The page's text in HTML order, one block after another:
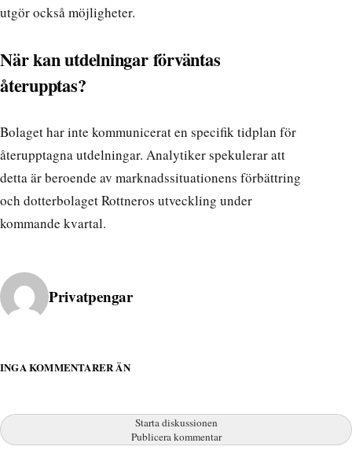
utgör också möjligheter.
När kan utdelningar förväntas
återupptas?
Bolaget har inte kommunicerat en specifik tidplan för
återupptagna utdelningar. Analytiker spekulerar att
detta är beroende av marknadssituationens förbättring
och dotterbolaget Rottneros utveckling under
kommande kvartal.
Publicerad av
Privatpengar
INGA KOMMENTARER ÄN
Starta diskussionen
Publicera kommentar